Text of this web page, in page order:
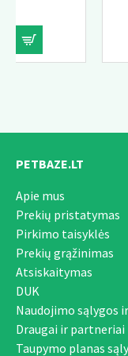
PETBAZE.LT
Apie mus
Prekių pristatymas
Pirkimo taisyklės
Prekių grąžinimas
Atsiskaitymas
DUK
Naudojimo sąlygos
Draugai ir partneriai
Taupymo planas